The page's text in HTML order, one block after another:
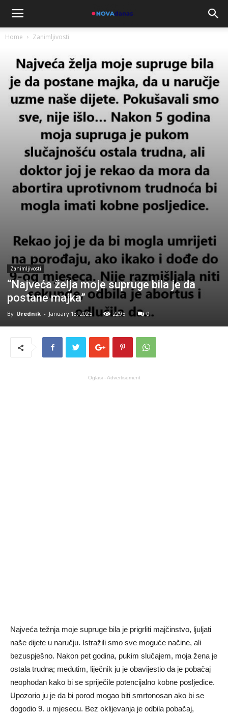
Home Zanimljivosti
Zanimljivosti
“Najveća želja moje supruge bila je da
postane majka”
By Urednik - January 13, 2025 2295 0
Oglasi - Advertisement
Najveća težnja moje supruge bila je prigrliti majčinstvo, ljuljati
naše dijete u naručju. Istražili smo sve moguće načine, ali
bezuspješno. Nakon pet godina, pukim slučajem, moja žena je
ostala trudna; međutim, liječnik ju je obavijestio da je pobačaj
neophodan kako bi se spriječile potencijalno kobne posljedice.
Upozorio ju je da bi porod mogao biti smrtonosan ako bi se
dogodio 9. u mjesecu. Bez oklijevanja je odbila pobačaj,